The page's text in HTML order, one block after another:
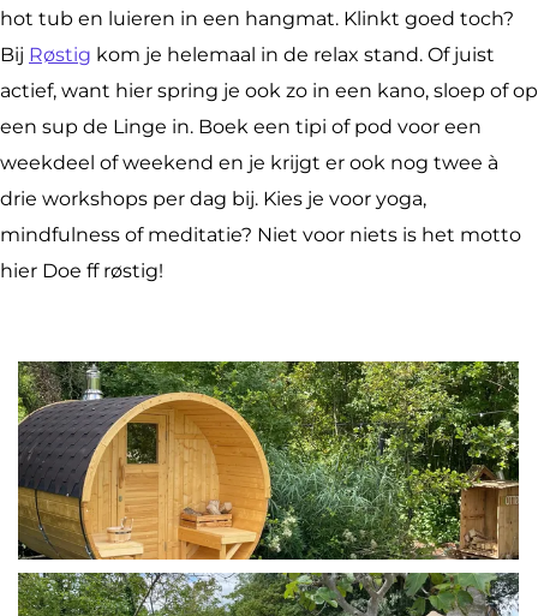
hot tub en luieren in een hangmat. Klinkt goed toch?
Bij Røstig kom je helemaal in de relax stand. Of juist
actief, want hier spring je ook zo in een kano, sloep of op
een sup de Linge in. Boek een tipi of pod voor een
weekdeel of weekend en je krijgt er ook nog twee à
drie workshops per dag bij. Kies je voor yoga,
mindfulness of meditatie? Niet voor niets is het motto
hier Doe ff røstig!